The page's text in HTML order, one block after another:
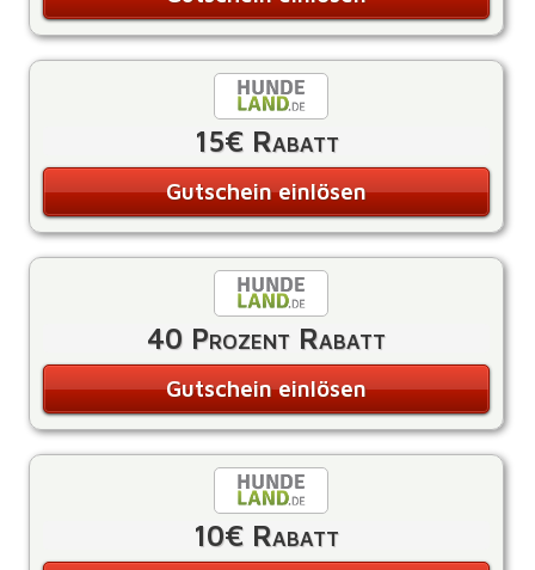
15€ Rabatt
Gutschein einlösen
40 Prozent Rabatt
Gutschein einlösen
10€ Rabatt